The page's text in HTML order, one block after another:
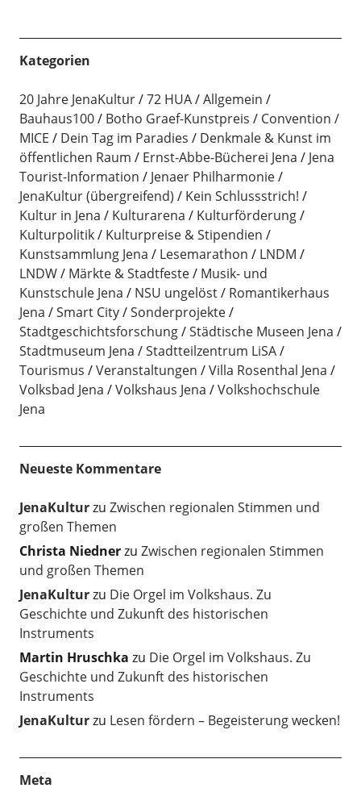
Kategorien
20 Jahre JenaKultur 72 HUA
Allgemein
Bauhaus100
Botho Graef-Kunstpreis
Convention /
MICE
Dein Tag im Paradies
Denkmale & Kunst im
öffentlichen Raum
Ernst-Abbe-Bücherei Jena
Jena
Tourist-Information
Jenaer Philharmonie
JenaKultur (übergreifend)
Kein Schlussstrich!
Kultur in Jena
Kulturarena
Kulturförderung
Kulturpolitik
Kulturpreise & Stipendien
Kunstsammlung Jena
Lesemarathon
LNDM
LNDW
Märkte & Stadtfeste
Musik- und
Kunstschule Jena
NSU ungelöst
Romantikerhaus
Jena
Smart City
Sonderprojekte
Stadtgeschichtsforschung
Städtische Museen Jena
Stadtmuseum Jena
Stadtteilzentrum LiSA
Tourismus
Veranstaltungen
Villa Rosenthal Jena
Volksbad Jena
Volkshaus Jena
Volkshochschule
Jena
Neueste Kommentare
JenaKulturzu Zwischen regionalen Stimmen und
großen Themen
Christa Niednerzu Zwischen regionalen Stimmen
und großen Themen
JenaKulturzu Die Orgel im Volkshaus. Zu
Geschichte und Zukunft des historischen
Instruments
Martin Hruschka zu Die Orgel im Volkshaus. Zu
Geschichte und Zukunft des historischen
Instruments
JenaKulturzu Lesen fördern – Begeisterung wecken!
Meta